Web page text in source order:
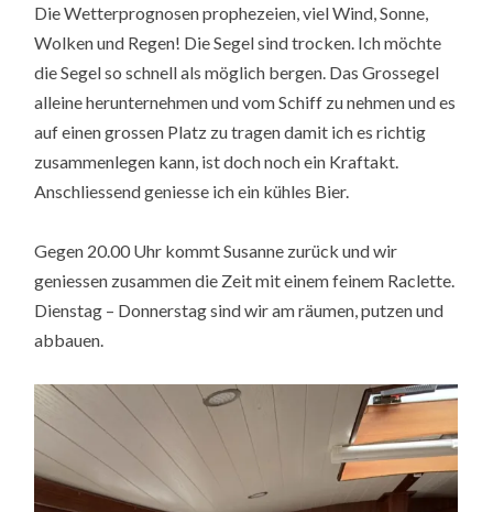
Die Wetterprognosen prophezeien, viel Wind, Sonne,
Wolken und Regen! Die Segel sind trocken. Ich möchte
die Segel so schnell als möglich bergen. Das Grossegel
alleine herunternehmen und vom Schiff zu nehmen und es
auf einen grossen Platz zu tragen damit ich es richtig
zusammenlegen kann, ist doch noch ein Kraftakt.
Anschliessend geniesse ich ein kühles Bier.
Gegen 20.00 Uhr kommt Susanne zurück und wir
geniessen zusammen die Zeit mit einem feinem Raclette.
Dienstag – Donnerstag sind wir am räumen, putzen und
abbauen.